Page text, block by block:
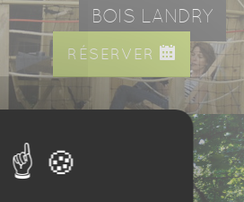
RÉSERVER
BOIS LANDRY